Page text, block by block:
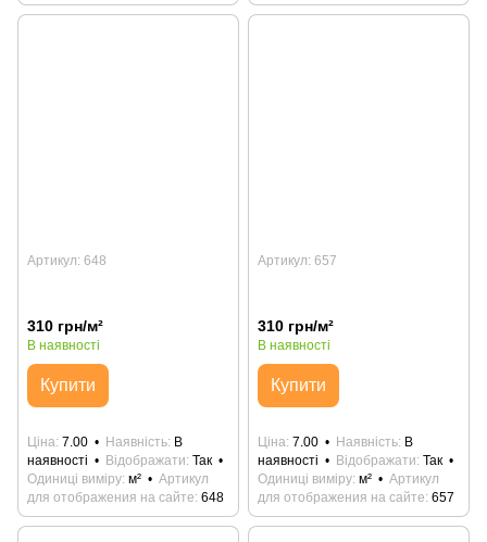
Артикул: 648
310 грн/м²
В наявності
Купити
Ціна 7.00 Наявність В
наявності
Відображати Так
Одиниці виміру м²
Артикул
для отображения на сайте 648
Артикул: 657
310 грн/м²
В наявності
Купити
Ціна 7.00 Наявність В
наявності
Відображати Так
Одиниці виміру м²
Артикул
для отображения на сайте 657